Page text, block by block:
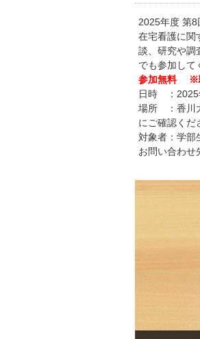
2025年度 第8
在宅看護に関
談、研究や調
でも参加して
参加無料 ※駐
日時 ：2025
場所 ：香川
にご確認くだ
対象者：学部
お問い合わせ